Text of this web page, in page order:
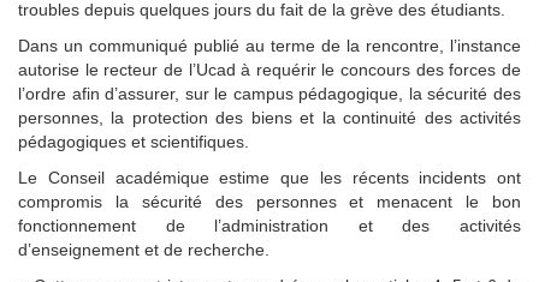
troubles depuis quelques jours du fait de la grève des étudiants.
Dans un communiqué publié au terme de la rencontre, l’instance
autorise le recteur de l’Ucad à requérir le concours des forces de
l’ordre afin d’assurer, sur le campus pédagogique, la sécurité des
personnes, la protection des biens et la continuité des activités
pédagogiques et scientifiques.
Le Conseil académique estime que les récents incidents ont
compromis la sécurité des personnes et menacent le bon
fonctionnement de l’administration et des activités
d’enseignement et de recherche.